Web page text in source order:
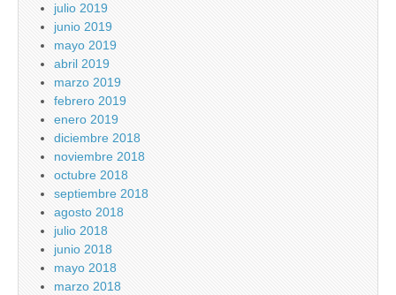
julio 2019
junio 2019
mayo 2019
abril 2019
marzo 2019
febrero 2019
enero 2019
diciembre 2018
noviembre 2018
octubre 2018
septiembre 2018
agosto 2018
julio 2018
junio 2018
mayo 2018
marzo 2018